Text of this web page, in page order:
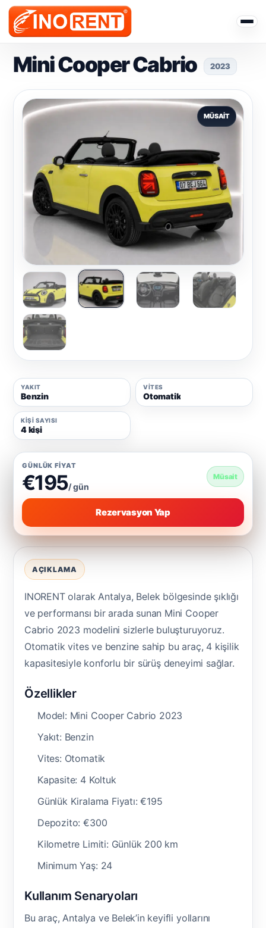
Mini Cooper Cabrio 2023
MÜSAIT
YAKIT
Benzin
VITES
Otomatik
KIŞI SAYISI
4 kişi
GÜNLÜK FIYAT
€195/ gün
Müsait
Rezervasyon Yap
AÇIKLAMA
INORENT olarak Antalya, Belek bölgesinde şıklığı
ve performansı bir arada sunan Mini Cooper
Cabrio 2023 modelini sizlerle buluşturuyoruz.
Otomatik vites ve benzine sahip bu araç, 4 kişilik
kapasitesiyle konforlu bir sürüş deneyimi sağlar.
Özellikler
Model: Mini Cooper Cabrio 2023
Yakıt: Benzin
Vites: Otomatik
Kapasite: 4 Koltuk
Günlük Kiralama Fiyatı: €195
Depozito: €300
Kilometre Limiti: Günlük 200 km
Minimum Yaş: 24
Kullanım Senaryoları
Bu araç, Antalya ve Belek’in keyifli yollarını